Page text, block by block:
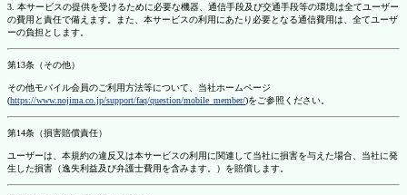
3. 本サービスの提供を受けるために必要な機器、通信手段及び交通手段等の環境は全てユーザー
の費用と責任で備えます。また、本サービスの利用にあたり必要となる通信費用は、全てユーザ
ーの負担とします。
第13条（その他）
その他モバイル会員のご利用方法等について、当社ホームページ
(https://www.nojima.co.jp/support/faq/question/mobile_member/)をご参照ください。
第14条（損害賠償責任）
ユーザーは、本規約の違反又は本サービスの利用に関連して当社に損害を与えた場合、当社に発
生した損害（逸失利益及び弁護士費用を含みます。）を賠償します。